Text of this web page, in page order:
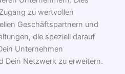
zu wertvollen
Geschäftspartnern und
die speziell darauf
Unternehmen
Dein Netzwerk zu erweitern.